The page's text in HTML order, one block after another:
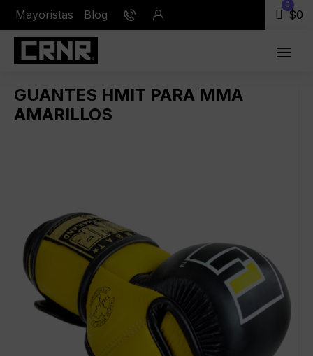
Mayoristas Blog Carro
0
$0
GUANTES HMIT PARA MMA
AMARILLOS